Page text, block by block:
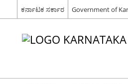
ಕರ್ನಾಟಕ ಸರ್ಕಾರ Government of